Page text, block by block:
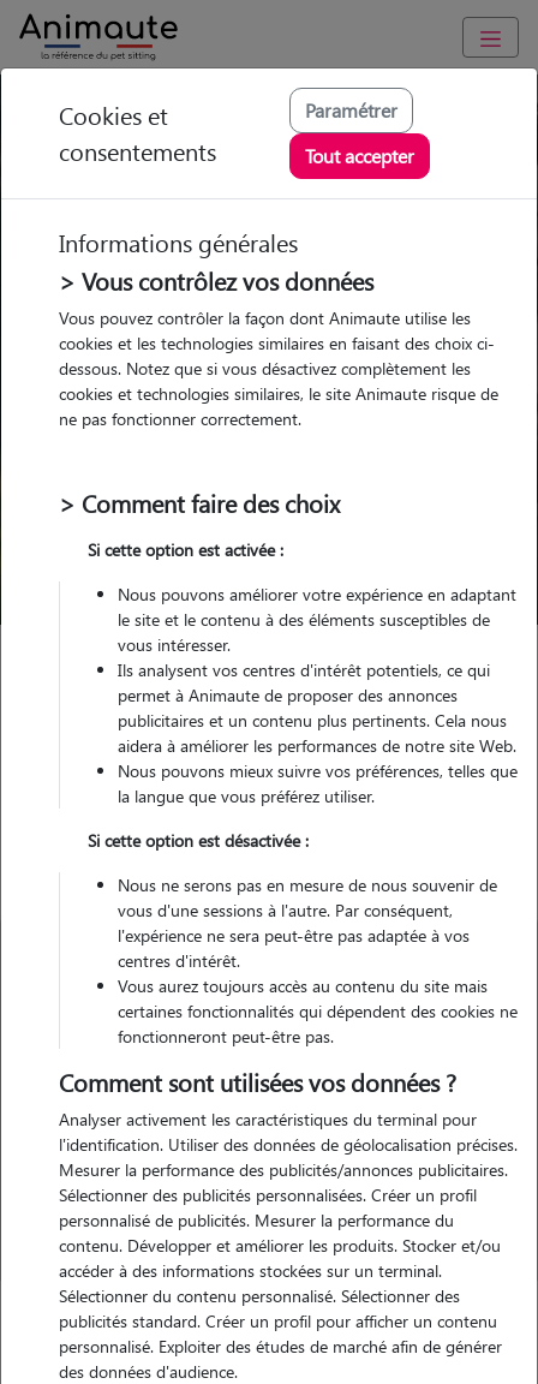
Trouvez votre gardien idéal !
Garde
chez le Pet Sitter
Garde
chez le Pet Sitter Visites
Visites
Pour quel animal ?
Trouver mon Pet Sitter
Garde animaux France Bretagne Ille-et-Vilaine Laillé
Nos gardiens à Laillé
Marie-annick
Bourg-des-Comptes 35890
Cookies et
consentements
Paramétrer
Tout accepter
Informations générales
> Vous contrôlez vos données
Vous pouvez contrôler la façon dont Animaute utilise les
cookies et les technologies similaires en faisant des choix ci-
dessous. Notez que si vous désactivez complètement les
cookies et technologies similaires, le site Animaute risque de
ne pas fonctionner correctement.
> Comment faire des choix
Si cette option est activée :
Nous pouvons améliorer votre expérience en adaptant
le site et le contenu à des éléments susceptibles de
vous intéresser.
Ils analysent vos centres d'intérêt potentiels, ce qui
permet à Animaute de proposer des annonces
publicitaires et un contenu plus pertinents. Cela nous
aidera à améliorer les performances de notre site Web.
Nous pouvons mieux suivre vos préférences, telles que
la langue que vous préférez utiliser.
Si cette option est désactivée :
Nous ne serons pas en mesure de nous souvenir de
vous d'une sessions à l'autre. Par conséquent,
l'expérience ne sera peut-être pas adaptée à vos
centres d'intérêt.
Vous aurez toujours accès au contenu du site mais
certaines fonctionnalités qui dépendent des cookies ne
fonctionneront peut-être pas.
Comment sont utilisées vos données ?
Analyser activement les caractéristiques du terminal pour
l'identification. Utiliser des données de géolocalisation précises.
Mesurer la performance des publicités/annonces publicitaires.
Sélectionner des publicités personnalisées. Créer un profil
personnalisé de publicités. Mesurer la performance du
contenu. Développer et améliorer les produits. Stocker et/ou
accéder à des informations stockées sur un terminal.
Sélectionner du contenu personnalisé. Sélectionner des
publicités standard. Créer un profil pour afficher un contenu
personnalisé. Exploiter des études de marché afin de générer
des données d'audience.